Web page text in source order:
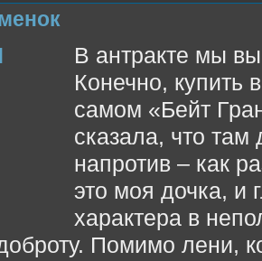
В антракте мы
Конечно, купить
самом «Бейт
сказала, что там
напротив – как
это моя дочка, и
характера в
Помимо лени,